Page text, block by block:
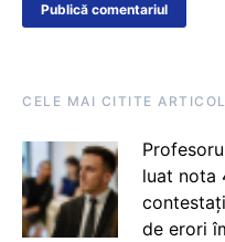
CELE MAI CITITE
luat nota
de erori